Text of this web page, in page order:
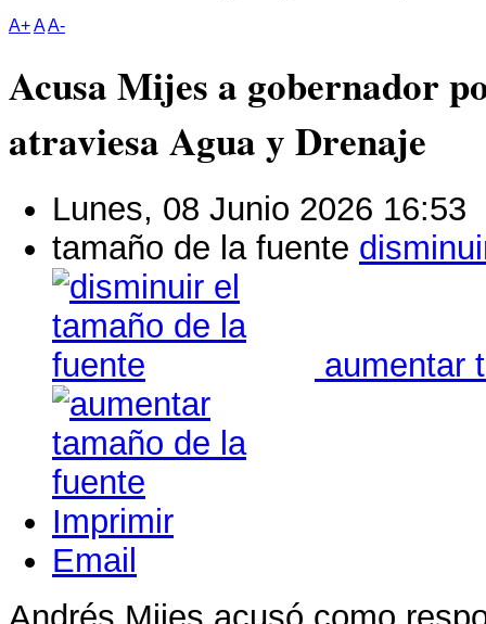
A+AA-
Acusa Mijes a gobernador
atraviesa Agua y Drenaje
Lunes, 08 Junio 2026 16:53
tamaño de la fuente
aumentar
Imprimir
Email